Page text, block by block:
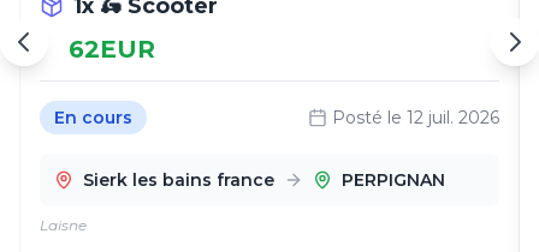
1x 🛵 Scooter
62EUR
En cours Posté le 12 juil. 2026
Sierk les bains france PERPIGNAN
Laisne